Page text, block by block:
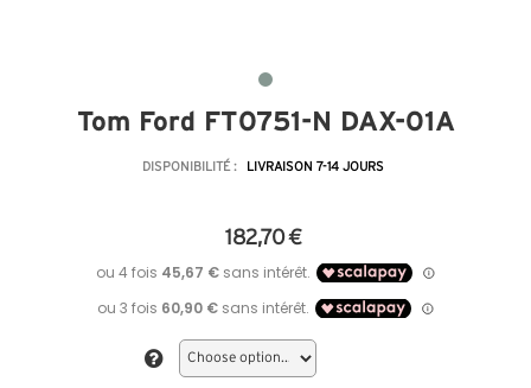
Tom Ford FT0751-N DAX-01A
DISPONIBILITÉ : LIVRAISON 7-14 JOURS
182,70 €